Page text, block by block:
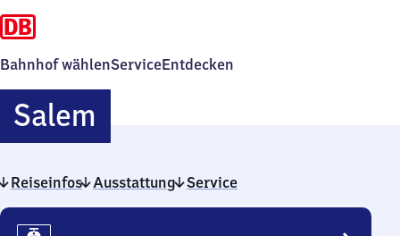
Bahnhof wählenServiceEntdecken
SalemSalem
Reiseinfos Ausstattung Service
Reiseinfos